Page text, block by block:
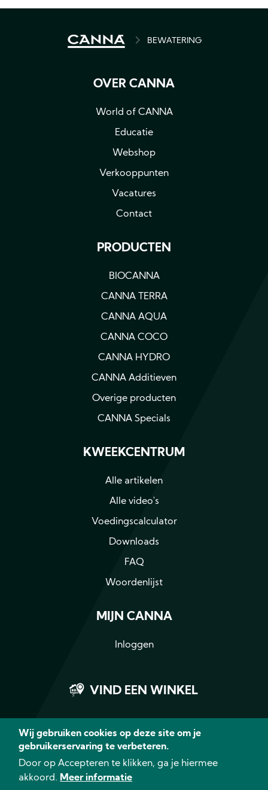
BREADCRUMBBEWATERING
OVER CANNA
World of CANNA
Educatie
Webshop
Verkooppunten
Vacatures
Contact
PRODUCTEN
BIOCANNA
CANNA TERRA
CANNA AQUA
CANNA COCO
CANNA HYDRO
CANNA Additieven
Overige producten
CANNA Specials
KWEEKCENTRUM
Alle artikelen
Alle video's
Voedingscalculator
Downloads
FAQ
Woordenlijst
MIJN CANNA
Inloggen
VIND EEN WINKEL
Facebook
Instagram
LinkedIn
© 2026 CANNA - Alle rechten
Wij gebruiken cookies op deze site om je
gebruikerservaring te verbeteren.
Door op Accepteren te klikken, ga je hiermee
akkoord. Meer informatie